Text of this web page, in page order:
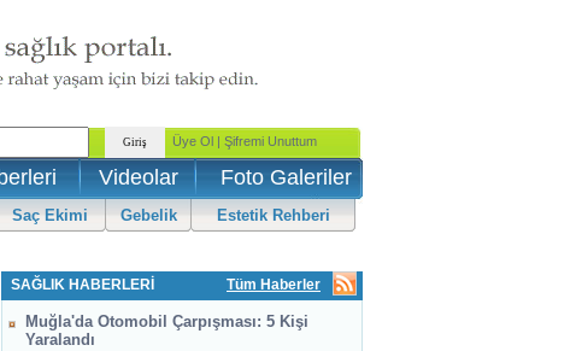
Videolar Foto Galeriler
Saç Ekimi Gebelik Estetik Rehberi
SAĞLIK HABERLERİ Tüm Haberler
Muğla'da Otomobil Çarpışması: 5 Kişi
Yaralandı